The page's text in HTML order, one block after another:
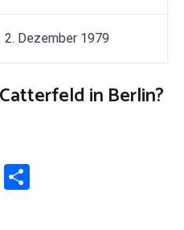
2. Dezember 1979
in Berlin?
Telegram